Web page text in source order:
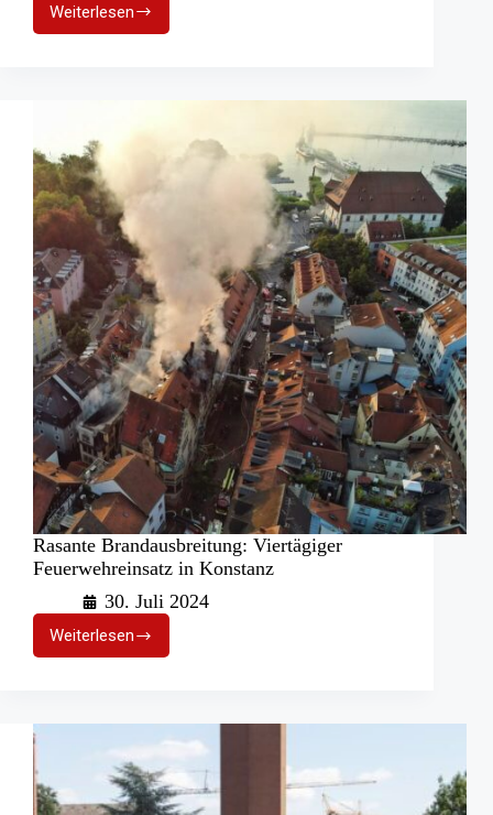
WeiterlesenNächtliche
Unfallfahrt:
Hauswand
Rasante Brandausbreitung: Viertägiger
Feuerwehreinsatz in Konstanz
30. Juli 2024
Weiterlesen
Rasante
Brandausbreitung:
in
Konstanz